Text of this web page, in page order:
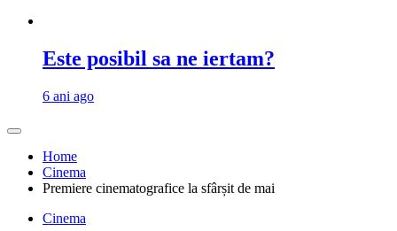
Este posibil sa ne iertam?
6 ani ago
Home
Cinema
Premiere cinematografice la sfârșit de mai
Cinema